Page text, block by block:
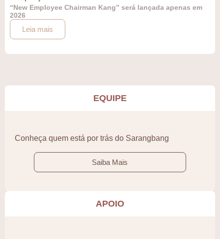
“New Employee Chairman Kang” será lançada apenas em
2026
Leia mais
EQUIPE
Conheça quem está por trás do Sarangbang
Saiba Mais
APOIO